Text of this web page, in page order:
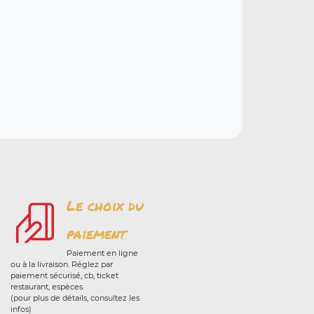
Le choix du
paiement
Paiement en ligne
ou à la livraison. Réglez par
paiement sécurisé, cb, ticket
restaurant, espèces.
(pour plus de détails, consultez les
infos)